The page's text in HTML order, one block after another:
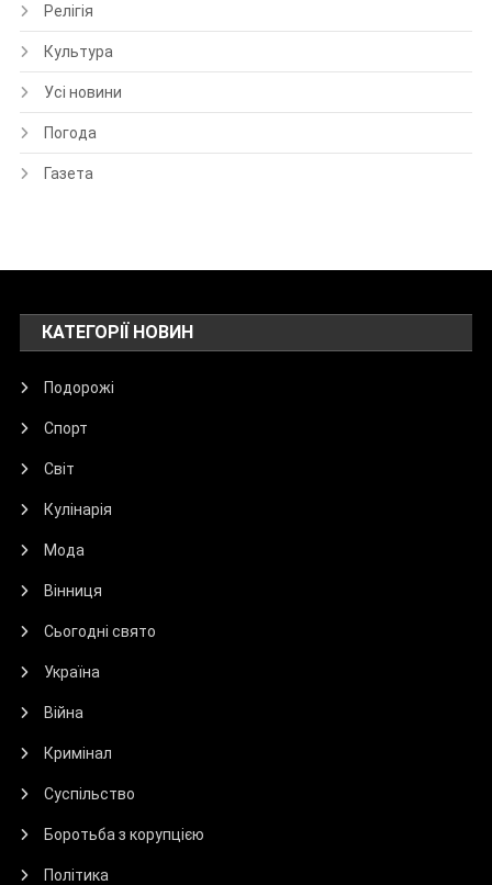
Релігія
Культура
Усі новини
Погода
Газета
КАТЕГОРІЇ НОВИН
Подорожі
Спорт
Світ
Кулінарія
Мода
Вінниця
Сьогодні свято
Україна
Війна
Кримінал
Суспільство
Боротьба з корупцією
Політика